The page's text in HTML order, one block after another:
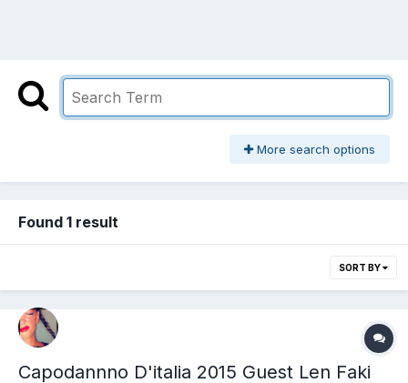
More search options
Found 1 result
SORT BY
Capodannno D'italia 2015 Guest Len Faki